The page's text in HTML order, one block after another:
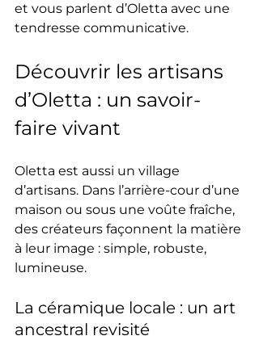
et vous parlent d’Oletta avec une
tendresse communicative.
Découvrir les artisans
d’Oletta : un savoir-
faire vivant
Oletta est aussi un village
d’artisans. Dans l’arrière-cour d’une
maison ou sous une voûte fraîche,
des créateurs façonnent la matière
à leur image : simple, robuste,
lumineuse.
La céramique locale : un art
ancestral revisité